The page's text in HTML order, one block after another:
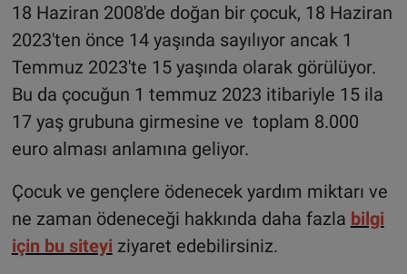
18 Haziran 2008'de doğan bir çocuk, 18 Haziran
2023'ten önce 14 yaşında sayılıyor ancak 1
Temmuz 2023'te 15 yaşında olarak görülüyor.
Bu da çocuğun 1 temmuz 2023 itibariyle 15 ila
17 yaş grubuna girmesine ve toplam 8.000
euro alması anlamına geliyor.
Çocuk ve gençlere ödenecek yardım miktarı ve
ne zaman ödeneceği hakkında daha fazla bilgi
için bu siteyi ziyaret edebilirsiniz.